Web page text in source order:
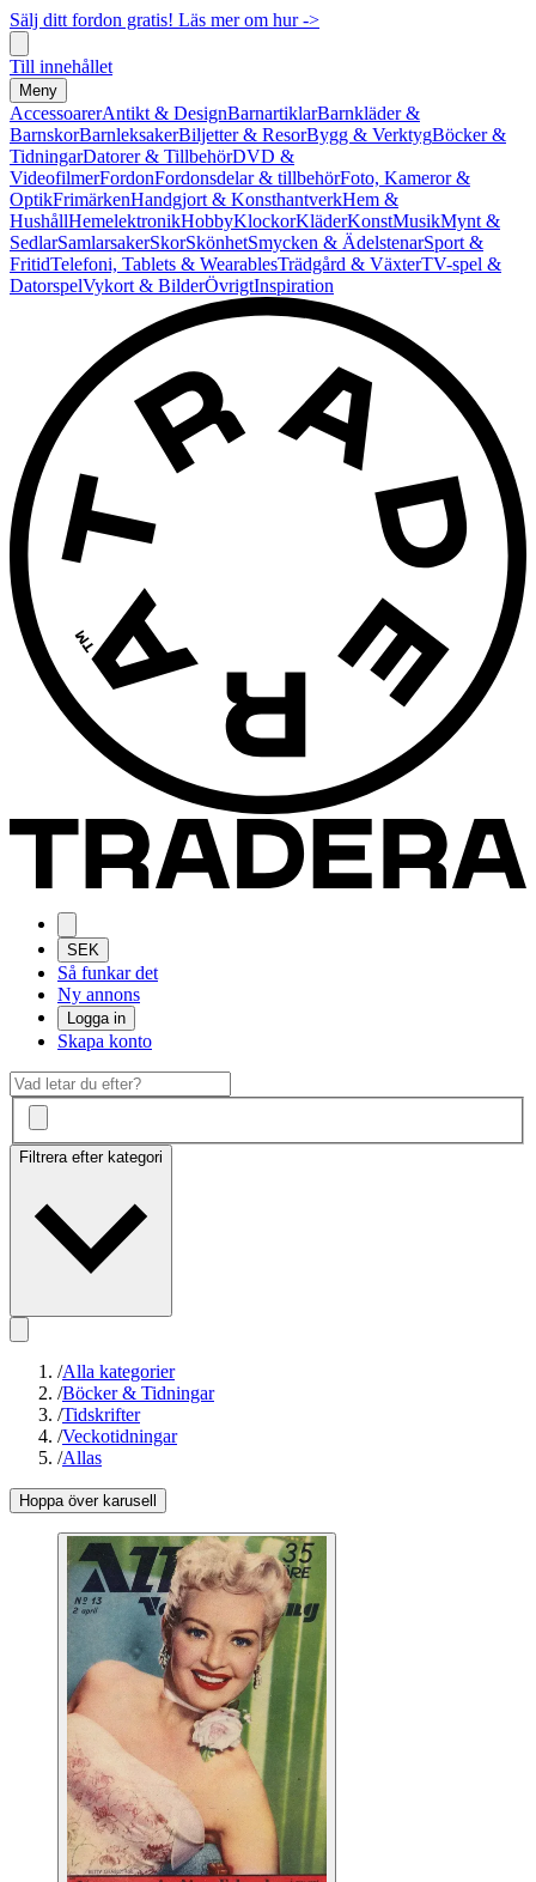
Sälj ditt fordon gratis! Läs mer om hur ->
Till innehållet
Meny
AccessoarerAntikt & DesignBarnartiklarBarnkläder &
BarnskorBarnleksakerBiljetter & ResorBygg & VerktygBöcker &
TidningarDatorer & TillbehörDVD &
VideofilmerFordonFordonsdelar & tillbehörFoto, Kameror &
OptikFrimärkenHandgjort & KonsthantverkHem &
HushållHemelektronikHobbyKlockorKläderKonstMusikMynt &
SedlarSamlarsakerSkorSkönhetSmycken & ÄdelstenarSport &
FritidTelefoni, Tablets & WearablesTrädgård & VäxterTV-spel &
DatorspelVykort & BilderÖvrigtInspiration
SEK
Så funkar det
Ny annons
Logga in
Skapa konto
Filtrera efter kategori
/Alla kategorier
/Böcker & Tidningar
/Tidskrifter
/Veckotidningar
/Allas
Hoppa över karusell